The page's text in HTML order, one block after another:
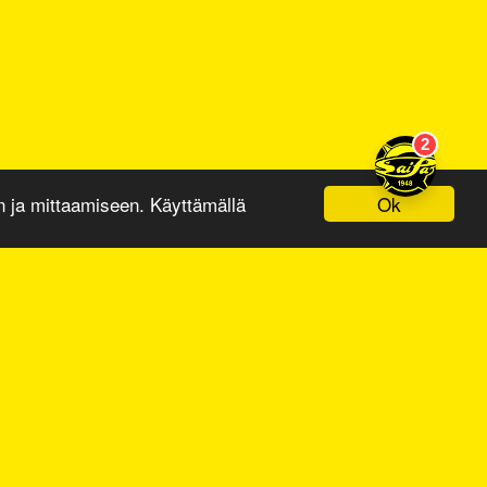
Ok
ja mittaamiseen. Käyttämällä